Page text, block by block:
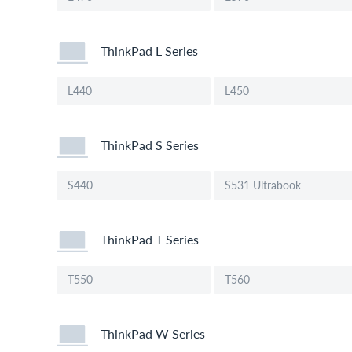
ThinkPad L Series
L440 L450
ThinkPad S Series
S440 S531 Ultrabook
ThinkPad T Series
T550 T560
ThinkPad W Series